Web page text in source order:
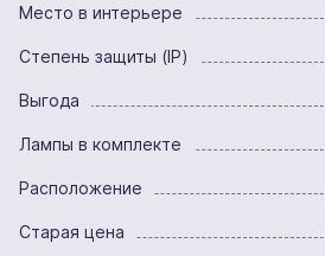
Место в интерьере
Степень защиты (IP)
Выгода
Лампы в комплекте
Расположение
Старая цена